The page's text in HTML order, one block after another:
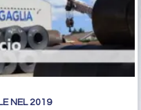
NEL 2019